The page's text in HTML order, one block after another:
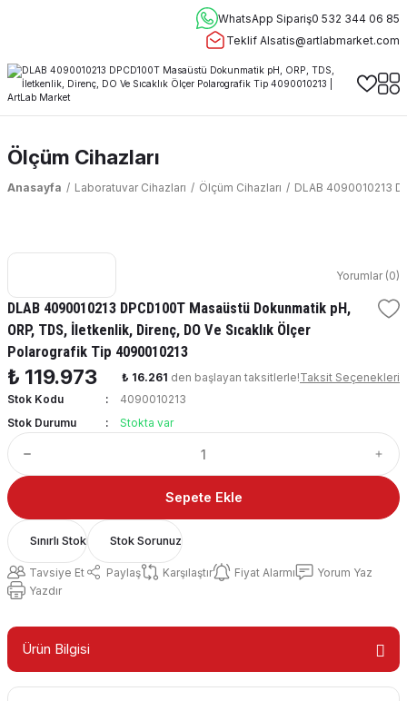
WhatsApp Sipariş0 532 344 06 85
Teklif Alsatis@artlabmarket.com
Ölçüm Cihazları
Anasayfa Laboratuvar Cihazları Ölçüm Cihazları DLAB 4090010213
Yorumlar (0)
DLAB 4090010213 DPCD100T Masaüstü Dokunmatik pH,
ORP, TDS, İletkenlik, Direnç, DO Ve Sıcaklık Ölçer
Polarografik Tip 4090010213
₺ 119.973 ₺ 16.261 den başlayan taksitlerle!Taksit Seçenekleri
Stok Kodu
4090010213
Stok Durumu
Stokta var
Sepete Ekle
Sınırlı Stok Stok Sorunuz
Tavsiye Et Paylaş Karşılaştır Fiyat Alarmı
Yorum Yaz
Yazdır
Ürün Bilgisi